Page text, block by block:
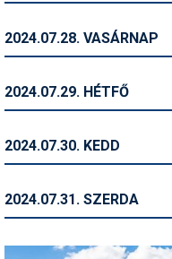
2024.07.28. VASÁRNAP
2024.07.29. HÉTFŐ
2024.07.30. KEDD
2024.07.31. SZERDA